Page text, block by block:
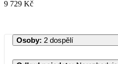
9 729 Kč
Osoby: 2 dospělí